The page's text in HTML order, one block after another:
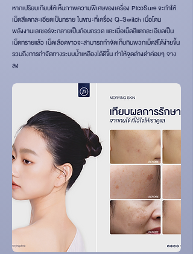
หากเปรียบเทียบให้เห็นภาพความพิเศษของเครื่อง PicoSure จะทำให้
เม็ดสีแตกละเอียดเป็นทราย ในขณะที่เครื่อง Q-Switch เมื่อโดน
พลังงานเลเซอร์จะกลายเป็นก้อนกรวด และเมื่อเม็ดสีแตกละเอียดเป็น
เม็ดทรายแล้ว เม็ดเลือดขาวจะสามารถกำจัดเก็บกินพวกเม็ดสีได้ง่ายขึ้น
รวมถึงการกำจัดทางระบบน้ำเหลืองได้ดีขึ้น ทำให้จุดด่างดำค่อยๆ จาง
ลง